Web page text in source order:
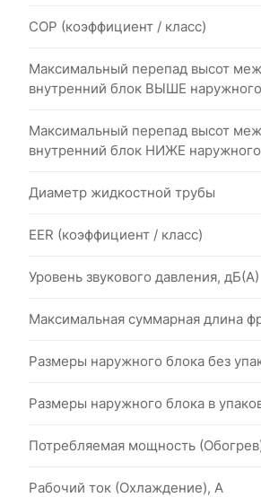
COP (коэффициент / класс)
Максимальный перепад высот
внутренний блок ВЫШЕ наружного
Максимальный перепад высот
внутренний блок НИЖЕ наружного
Диаметр жидкостной трубы
EER (коэффициент / класс)
Уровень звукового давления, дБ(А)
Максимальная суммарная длина
Размеры наружного блока без
Размеры наружного блока в
Потребляемая мощность
Рабочий ток (Охлаждение), А